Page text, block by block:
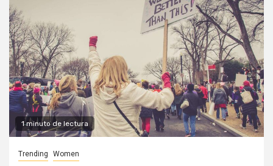
1 minuto de lectura
Trending Women